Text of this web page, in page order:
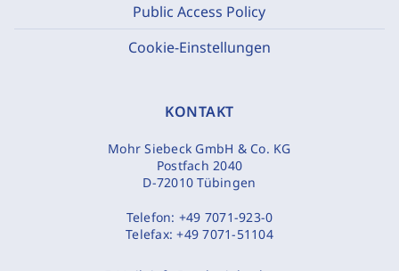
Public Access Policy
Cookie-Einstellungen
KONTAKT
Mohr Siebeck GmbH & Co. KG
Postfach 2040
D-72010 Tübingen
Telefon: +49 7071-923-0
Telefax:+49 7071-51104